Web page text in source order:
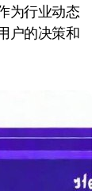
为行业动态
户的决策和